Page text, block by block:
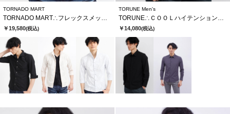
TORNADO MART
TORNADO MART∴フレックスメッシュレースJQ7分袖シャツ
￥19,580(税込)
TORUNE Men's
TORUNE∴ＣＯＯＬハイテンションシャツ
￥14,080(税込)